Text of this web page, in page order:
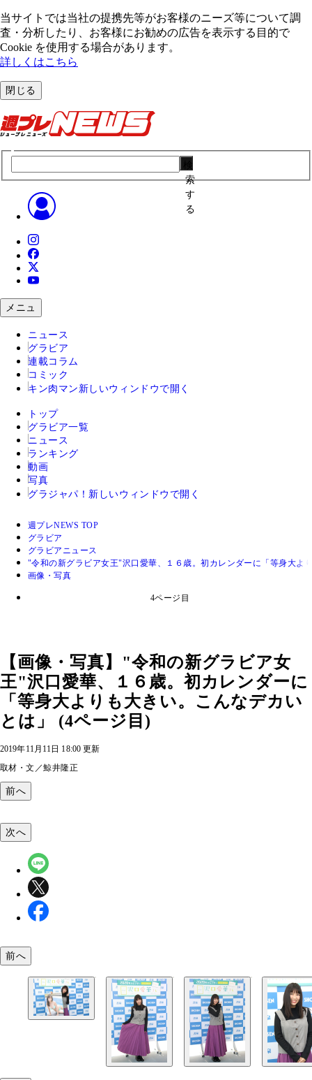
当サイトでは当社の提携先等がお客様のニーズ等について調
査・分析したり、お客様にお勧めの広告を表⽰する⽬的で
Cookie を使⽤する場合があります。
詳しくはこちら
閉じる
索
す
る
メニュ
ニュース
グラビア
連載コラム
コミック
キン肉マン 新しいウィンドウで開く
トップ
グラビア一覧
ニュース
ランキング
動画
写真
グラジャパ！ 新しいウィンドウで開く
週プレNEWS TOP
グラビア
グラビアニュース
"令和の新グラビア女王"沢口愛華、１６歳。初カレンダーに「等身大よ
画像・写真
4ページ目
【画像・写真】"令和の新グラビア女
王"沢口愛華、１６歳。初カレンダーに
「等身大よりも大きい。こんなデカい
とは」 (4ページ目)
2019年11月11日 18:00 更新
取材・文／鯨井隆正
前へ
次へ
前へ